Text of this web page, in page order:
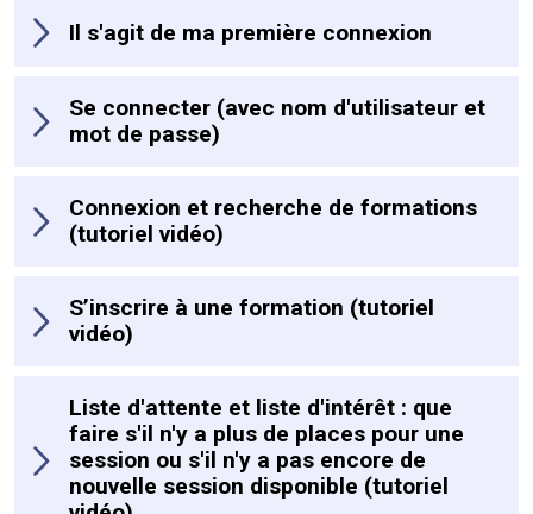
Il s'agit de ma première connexion
Se connecter (avec nom d'utilisateur et
mot de passe)
Connexion et recherche de formations
(tutoriel vidéo)
S’inscrire à une formation (tutoriel
vidéo)
Liste d'attente et liste d'intérêt : que
faire s'il n'y a plus de places pour une
session ou s'il n'y a pas encore de
nouvelle session disponible (tutoriel